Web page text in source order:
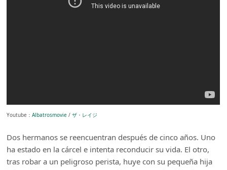
Youtube：Albatrosmovie /ザ・レイジ
Dos hermanos se reencuentran después de cinco años. Uno
ha estado en la cárcel e intenta reconducir su vida. El otro,
tras robar a un peligroso perista, huye con su pequeña hija